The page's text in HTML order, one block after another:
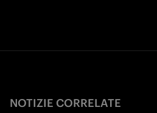
NOTIZIE CORRELATE